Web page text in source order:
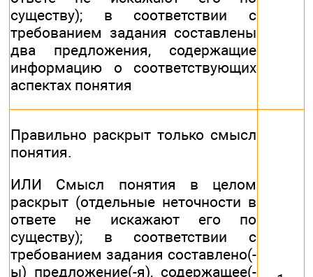
существу); в соответствии с
требованием задания составлены
два предложения, содержащие
информацию о соответствующих
аспектах понятия
Правильно раскрыт только смысл
понятия.
ИЛИ Смысл понятия в целом
раскрыт (отдельные неточности в
ответе не искажают его по
существу); в соответствии с
требованием задания составлено(-
ы) предложение(-я), содержащее(-